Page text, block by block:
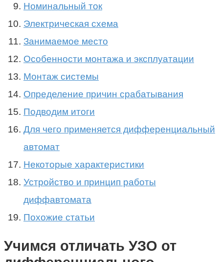
Номинальный ток
Электрическая схема
Занимаемое место
Особенности монтажа и эксплуатации
Монтаж системы
Определение причин срабатывания
Подводим итоги
Для чего применяется дифференциальный
автомат
Некоторые характеристики
Устройство и принцип работы
диффавтомата
Похожие статьи
Учимся отличать УЗО от